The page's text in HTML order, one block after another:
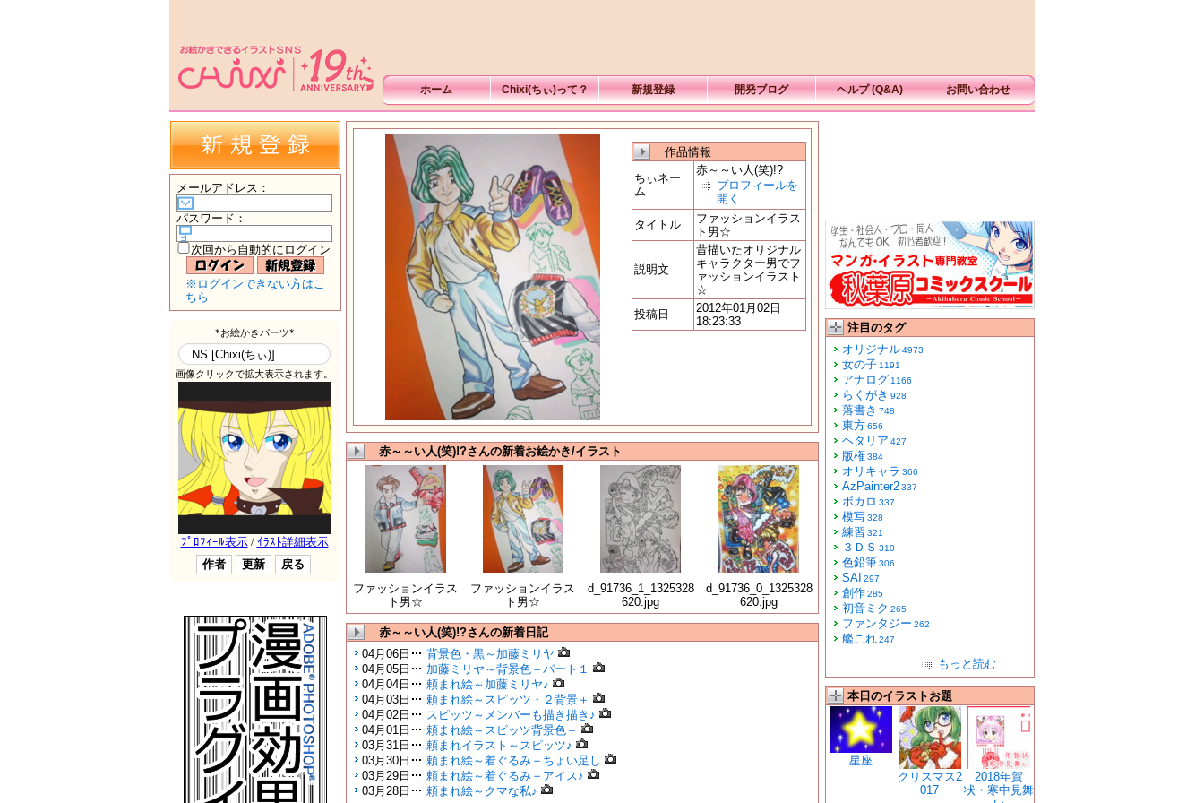
ホーム Chixi(ちぃ)って？ 新規登録 開発ブログ ヘルプ (Q&A) お問い合わせ
メールアドレス ：
パスワード ：
次回から自動的にログイン
※ログインできない方はこ
ちら
作品情報
ちぃネー
ム
赤～～い人(笑)!?
プロフィールを
開く
タイトル
ファッションイラス
ト男☆
説明文
昔描いたオリジナル
キャラクター男でフ
ァッションイラスト
☆
投稿日
2012年01月02日
18:23:33
赤～～い人(笑)!?さんの新着お絵かき/イラスト
ファッションイラス
ト男☆
ファッションイラス
ト男☆
d_91736_1_1325328
620.jpg
d_91736_0_1325328
620.jpg
赤～～い人(笑)!?さんの新着日記
04月06日
背景色・黒～加藤ミリヤ
04月05日
加藤ミリヤ～背景色＋パート１
04月04日
頼まれ絵～加藤ミリヤ♪
04月03日
頼まれ絵～スピッツ・２背景＋
04月02日
スピッツ～メンバーも描き描き♪
04月01日
頼まれ絵～スピッツ背景色＋
03月31日
頼まれイラスト～スピッツ♪
03月30日
頼まれ絵～着ぐるみ＋ちょい足し
03月29日
頼まれ絵～着ぐるみ＋アイス♪
03月28日
頼まれ絵～クマな私♪
注目のタグ
オリジナル4973
女の子 1191
アナログ 1166
らくがき 928
落書き 748
東方656
ヘタリア 427
版権384
オリキャラ 366
AzPainter2337
ボカロ 337
模写328
練習 321
３ＤＳ 310
色鉛筆306
SAI 297
創作285
初音ミク 265
ファンタジー 262
艦これ247
もっと読む
本日のイラストお題
星座
クリスマス2
017
2018年賀
状・寒中見舞